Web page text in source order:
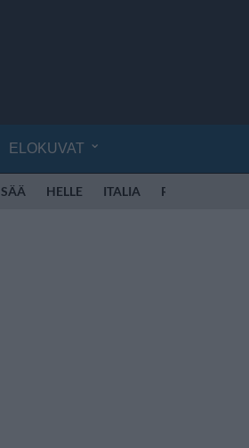
ELOKUVAT
SÄÄ HELLE ITALIA ROOMA